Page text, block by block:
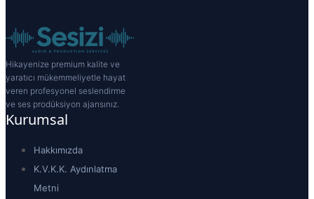
Hikayenize premium kalite ve
yaratıcı mükemmeliyetle hayat
veren profesyonel seslendirme
ve ses prodüksiyon ajansınız.
Kurumsal
Hakkımızda
K.V.K.K. Aydınlatma
Metni